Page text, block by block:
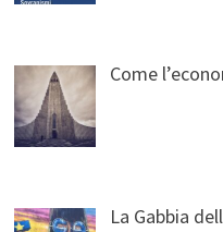
Come
La Gabbia